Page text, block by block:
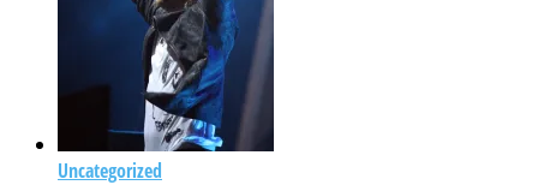
Uncategorized